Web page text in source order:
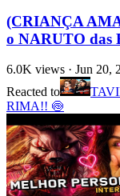
(CRIANÇA
o NARUTO
6.0K views · Jun 20,
Reacted to
RIMA!! 🍥